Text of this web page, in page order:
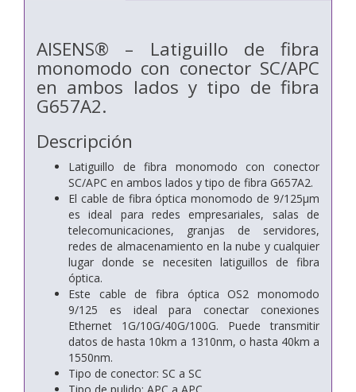
AISENS® – Latiguillo de fibra
monomodo con conector SC/APC
en ambos lados y tipo de fibra
G657A2.
Descripción
Latiguillo de fibra monomodo con conector
SC/APC en ambos lados y tipo de fibra G657A2.
El cable de fibra óptica monomodo de 9/125µm
es ideal para redes empresariales, salas de
telecomunicaciones, granjas de servidores,
redes de almacenamiento en la nube y cualquier
lugar donde se necesiten latiguillos de fibra
óptica.
Este cable de fibra óptica OS2 monomodo
9/125 es ideal para conectar conexiones
Ethernet 1G/10G/40G/100G. Puede transmitir
datos de hasta 10km a 1310nm, o hasta 40km a
1550nm.
Tipo de conector: SC a SC
Tipo de pulido: APC a APC